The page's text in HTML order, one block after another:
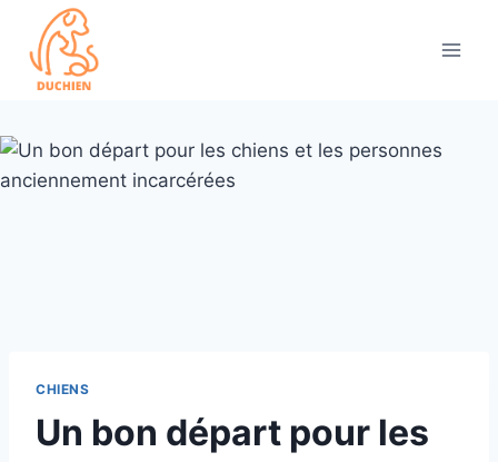
content
CHIENS
Un bon départ pour les